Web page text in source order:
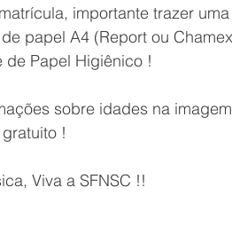
importante trazer
papel A4 (Report ou
de Papel Higiênico !
sobre idades na
!
Viva a SFNSC !!